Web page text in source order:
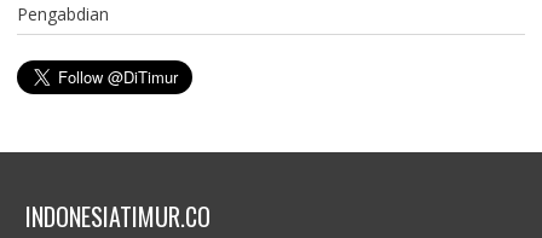
Pengabdian
INDONESIATIMUR.CO